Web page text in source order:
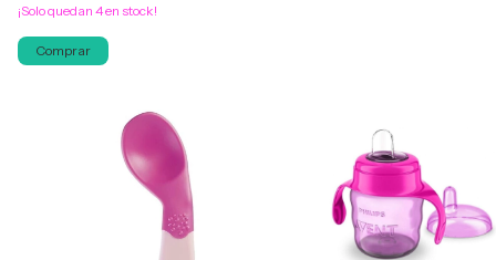
¡Solo quedan 4en stock!
Comprar